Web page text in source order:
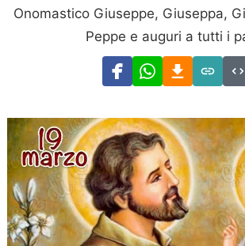
Onomastico Giuseppe, Giuseppa,
Peppe e auguri a tutti i